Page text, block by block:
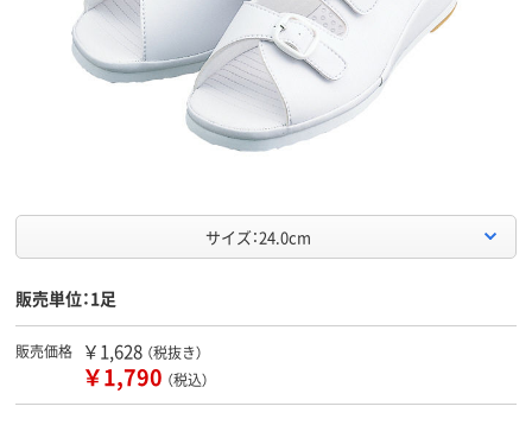
サイズ：24.0cm
販売単位：1足
販売価格 ￥1,628 （税抜き）
￥1,790 （税込）